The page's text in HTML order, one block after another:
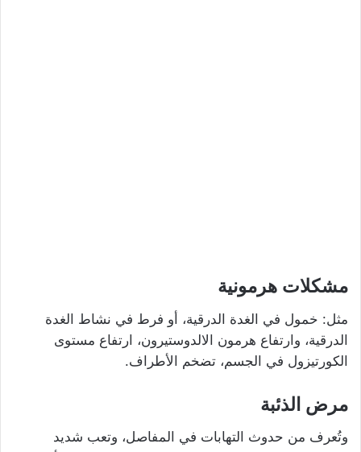
مشكلات هرمونية
مثل: خمول في الغدة الدرقية، أو فرط في نشاط الغدة
الدرقية، وارتفاع هرمون الالدوستيرون، ارتفاع مستوى
الكورتيزول في الجسم، تضخم الأطراف.
مرض الذئبة
وتُعرف من حدوث التهابات في المفاصل، وتعب شديد